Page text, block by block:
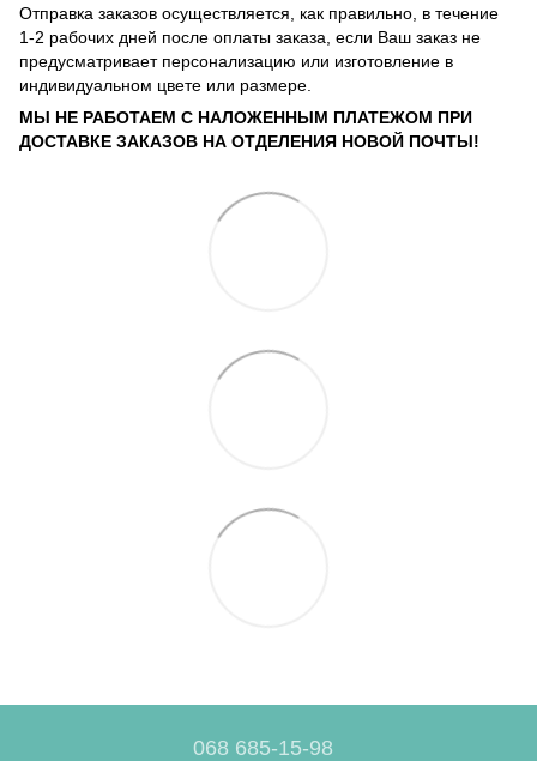
Отправка заказов осуществляется, как правильно, в течение
1-2 рабочих дней после оплаты заказа, если Ваш заказ не
предусматривает персонализацию или изготовление в
индивидуальном цвете или размере.
МЫ НЕ РАБОТАЕМ С НАЛОЖЕННЫМ ПЛАТЕЖОМ ПРИ
ДОСТАВКЕ ЗАКАЗОВ НА ОТДЕЛЕНИЯ НОВОЙ ПОЧТЫ!
068 685-15-98